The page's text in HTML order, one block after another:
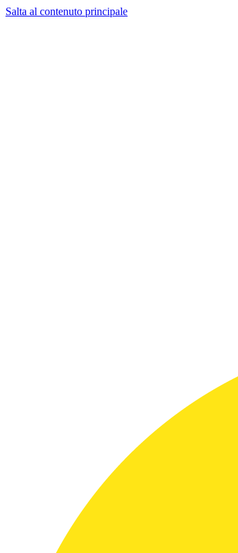
Salta al contenuto principale